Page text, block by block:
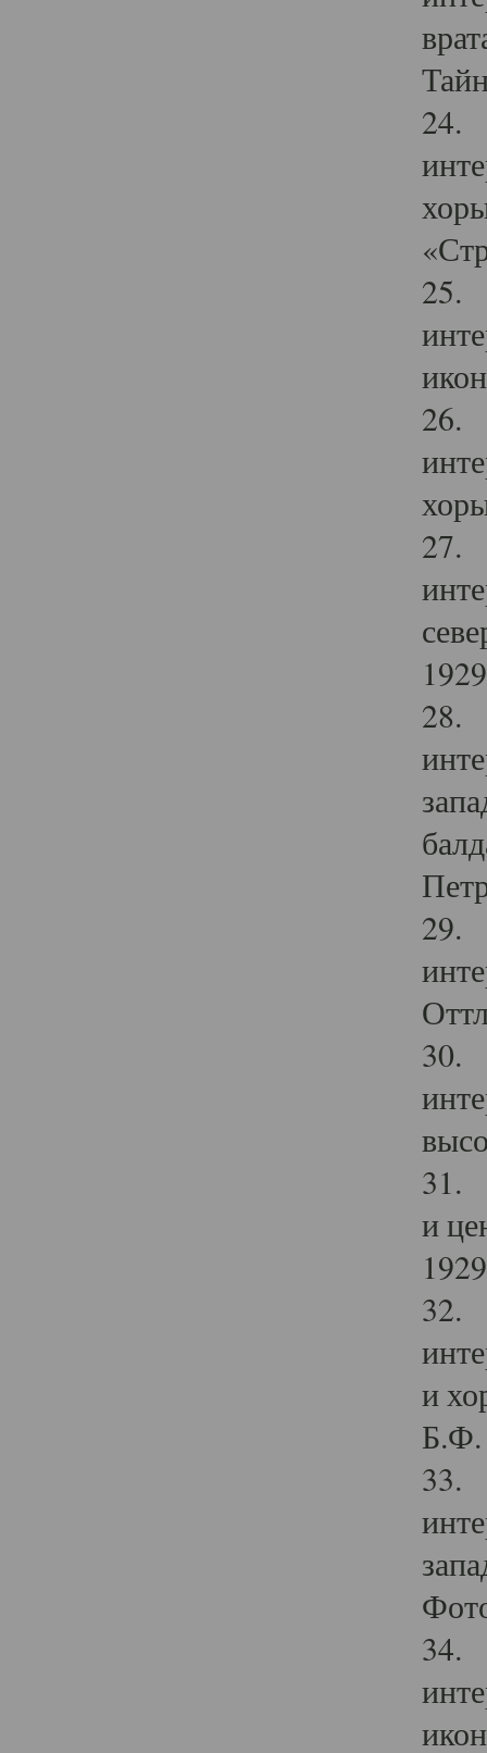
24.
25.
26.
27.
28.
29.
30.
31.
и
32.
и
Б.Ф.
33.
34.